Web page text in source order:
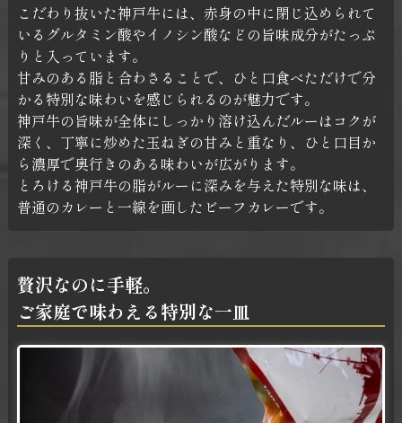
こだわり抜いた神戸牛には、赤身の中に閉じ込められて
いるグルタミン酸やイノシン酸などの旨味成分がたっぷ
りと入っています。
甘みのある脂と合わさることで、ひと口食べただけで分
かる特別な味わいを感じられるのが魅力です。
神戸牛の旨味が全体にしっかり溶け込んだルーはコクが
深く、丁寧に炒めた玉ねぎの甘みと重なり、ひと口目か
ら濃厚で奥行きのある味わいが広がります。
とろける神戸牛の脂がルーに深みを与えた特別な味は、
普通のカレーと一線を画したビーフカレーです。
贅沢なのに手軽。
ご家庭で味わえる特別な一皿